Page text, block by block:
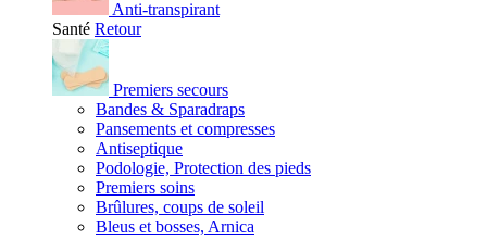
Anti-transpirant
Santé Retour
Premiers secours
Bandes & Sparadraps
Pansements et compresses
Antiseptique
Podologie, Protection des pieds
Premiers soins
Brûlures, coups de soleil
Bleus et bosses, Arnica